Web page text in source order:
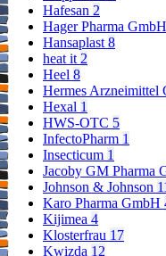
Hafesan 2
Hager Pharma GmbH
Hansaplast8
heat it2
Heel 8
Hermes Arzneimittel
Hexal 1
HWS-OTC 5
InfectoPharm 1
Insecticum 1
Jacoby GM Pharma
Johnson & Johnson
Karo Pharma GmbH
Kijimea 4
Klosterfrau 17
Kwizda 12